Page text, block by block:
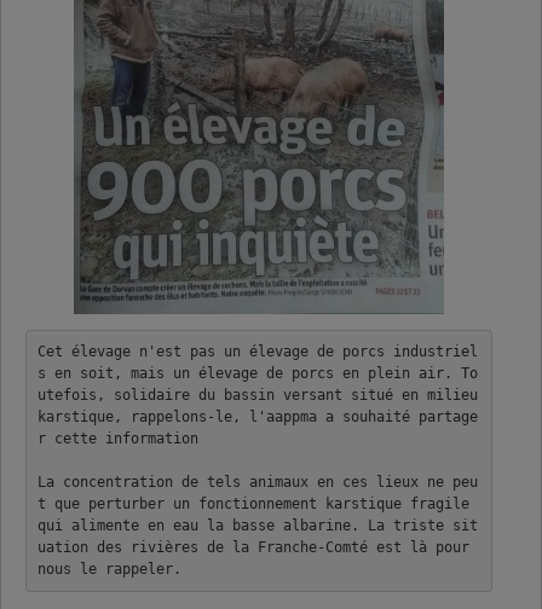
Cet élevage n'est pas un élevage de porcs industriel
s en soit, mais un élevage de porcs en plein air. To
utefois, solidaire du bassin versant situé en milieu
karstique, rappelons-le, l'aappma a souhaité partage
r cette information
La concentration de tels animaux en ces lieux ne peu
t que perturber un fonctionnement karstique fragile
qui alimente en eau la basse albarine. La triste sit
uation des rivières de la Franche-Comté est là pour
nous le rappeler.